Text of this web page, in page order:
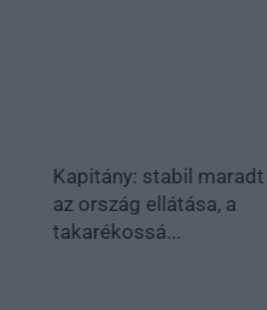
Kapitány: stabil maradt
az ország ellátása, a
takarékossá...